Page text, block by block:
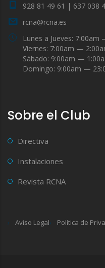
928 81 49 61 | 637 038
rcna@rcna.es
Lunes a Jueves: 7:00am
Viernes: 7:00am —
Sábado: 9:00am —
Domingo: 9:00am —
Sobre el Club
Directiva
Instalaciones
Revista RCNA
Aviso Legal Política de